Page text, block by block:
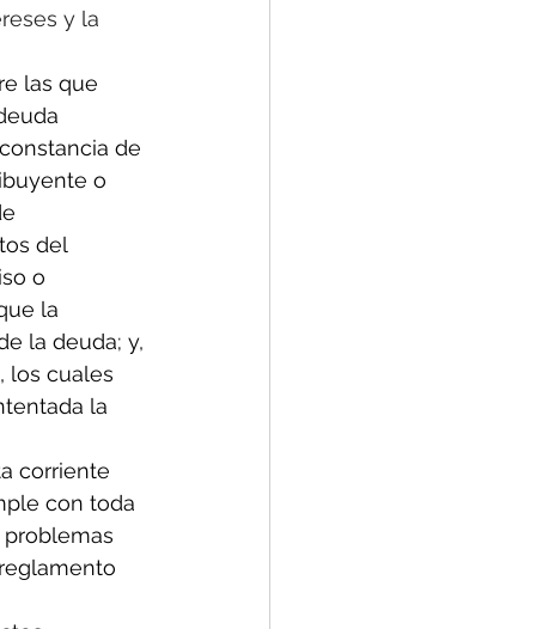
y la
las que
de
o
del
o
la
la deuda; y,
los cuales
la
corriente
con toda